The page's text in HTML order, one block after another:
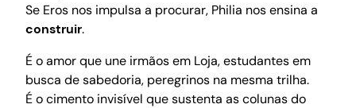
Se Eros nos impulsa a procurar, Philia nos ensina a
construir.
É o amor que une irmãos em Loja, estudantes em
busca de sabedoria, peregrinos na mesma trilha.
É o cimento invisível que sustenta as colunas do